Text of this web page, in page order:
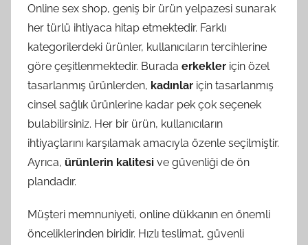
Online sex shop, geniş bir ürün yelpazesi sunarak
her türlü ihtiyaca hitap etmektedir. Farklı
kategorilerdeki ürünler, kullanıcıların tercihlerine
göre çeşitlenmektedir. Burada erkekler için özel
tasarlanmış ürünlerden, kadınlar için tasarlanmış
cinsel sağlık ürünlerine kadar pek çok seçenek
bulabilirsiniz. Her bir ürün, kullanıcıların
ihtiyaçlarını karşılamak amacıyla özenle seçilmiştir.
Ayrıca, ürünlerin kalitesi ve güvenliği de ön
plandadır.
Müşteri memnuniyeti, online dükkanın en önemli
önceliklerinden biridir. Hızlı teslimat, güvenli